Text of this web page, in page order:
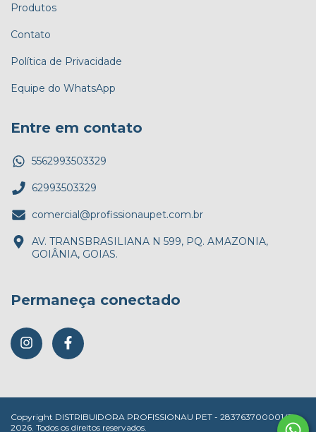
Produtos
Contato
Política de Privacidade
Equipe do WhatsApp
Entre em contato
5562993503329
62993503329
comercial@profissionaupet.com.br
AV. TRANSBRASILIANA N 599, PQ. AMAZONIA,
GOIÂNIA, GOIAS.
Permaneça conectado
Copyright DISTRIBUIDORA PROFISSIONAU PET - 28376370000147 -
2026. Todos os direitos reservados.